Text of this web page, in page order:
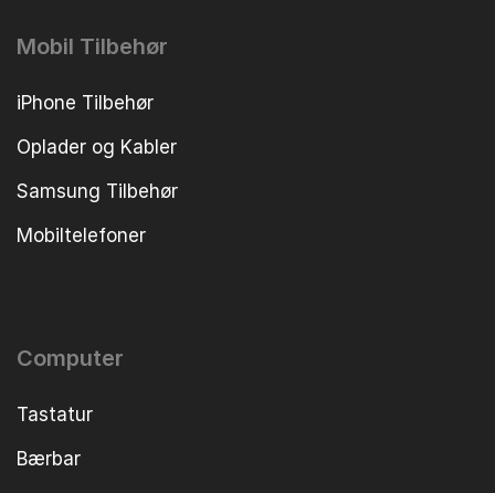
Mobil Tilbehør
iPhone Tilbehør
Oplader og Kabler
Samsung Tilbehør
Mobiltelefoner
Computer
Tastatur
Bærbar